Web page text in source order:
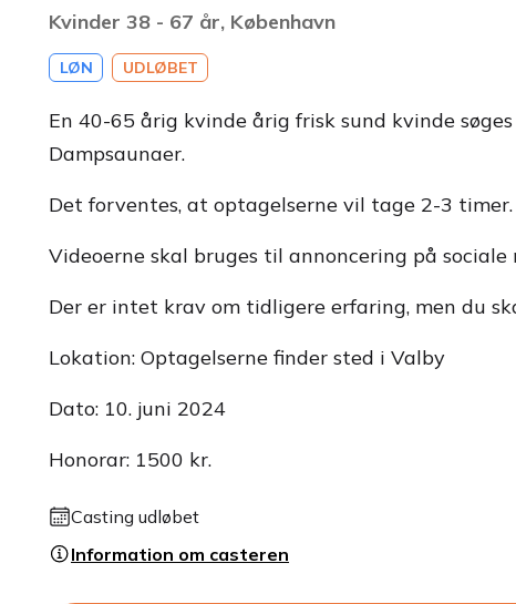
Kvinder 38 - 67 år, København
LØN UDLØBET
En 40-65 årig kvinde årig frisk sund kvinde
Dampsaunaer.
Det forventes, at optagelserne vil tage 2-3 timer.
Videoerne skal bruges til annoncering på sociale
Der er intet krav om tidligere erfaring, men du
Lokation: Optagelserne finder sted i Valby
Dato: 10. juni 2024
Honorar: 1500 kr.
Casting udløbet
Information om casteren